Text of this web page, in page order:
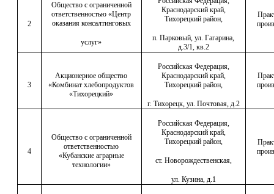
2
Общество с ограниченной
ответственностью «Центр
оказания консалтинговых
услуг»
Краснодарский край,
Тихорецкий район,
п. Парковый, ул. Гагарина,
д.3/1, кв.2
3
Акционерное общество
«Комбинат хлебопродуктов
«Тихорецкий»
Российская Федерация,
Краснодарский край,
Тихорецкий район,
г. Тихорецк, ул. Почтовая, д.2
4
Общество с ограниченной
ответственностью
«Кубанские аграрные
технологии»
Российская Федерация,
Краснодарский край,
Тихорецкий район,
ст. Новорождественская,
ул. Кузина, д.1